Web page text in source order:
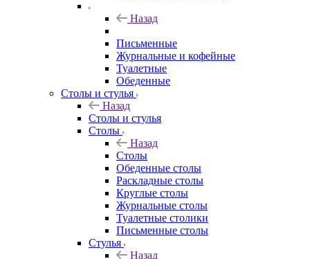
Назад
Письменные
Журнальные и кофейные
Туалетные
Обеденные
Столы и стулья
Назад
Столы и стулья
Столы
Назад
Столы
Обеденные столы
Раскладные столы
Круглые столы
Журнальные столы
Туалетные столики
Письменные столы
Стулья
Назад